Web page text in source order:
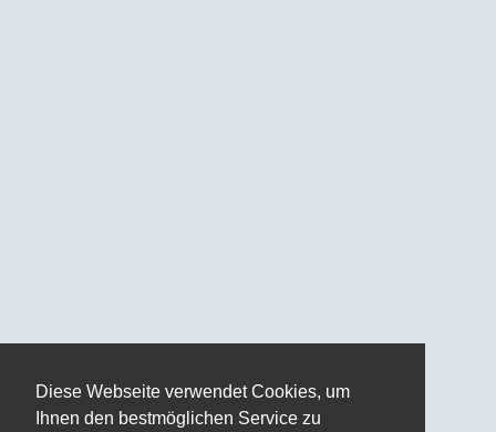
Diese Webseite verwendet Cookies, um
Ihnen den bestmöglichen Service zu